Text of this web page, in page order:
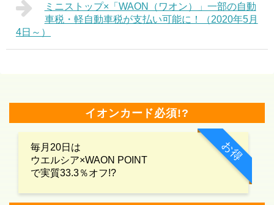
ミニストップ×「WAON（ワオン）」一部の自動
車税・軽自動車税が支払い可能に！（2020年5月
4日～）
イオンカード必須!?
お得
毎月20日は
ウエルシア×WAON POINT
で実質33.3％オフ!?